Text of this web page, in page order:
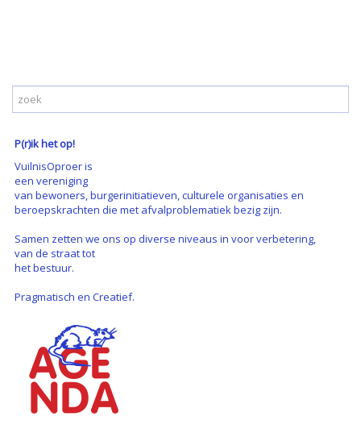
P(r)ik het op!
VuilnisOproer is
een vereniging
van bewoners, burgerinitiatieven, culturele organisaties en
beroepskrachten die met afvalproblematiek bezig zijn.
Samen zetten we ons op diverse niveaus in voor verbetering,
van de straat tot
het bestuur.
Pragmatisch en Creatief.